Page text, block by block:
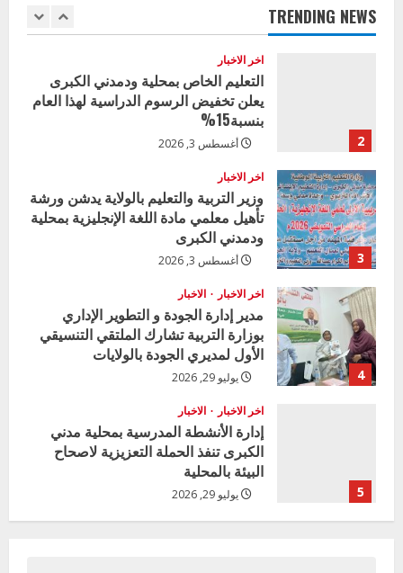
u
e
a
d
i
n
g
TRENDING NEWS
1
2
اخر الاخبار
التعليم الخاص بمحلية ودمدني الكبرى
يعلن تخفيض الرسوم الدراسية لهذا العام
بنسبة15%
أغسطس 3, 2026
3
اخر الاخبار
وزير التربية والتعليم بالولاية يدشن ورشة
تأهيل معلمي مادة اللغة الإنجليزية بمحلية
ودمدني الكبرى
أغسطس 3, 2026
4
اخر الاخبار الاخبار
مدير إدارة الجودة و التطوير الإداري
بوزارة التربية تشارك الملتقي التنسيقي
الأول لمديري الجودة بالولايات
يوليو 29, 2026
5
اخر الاخبار الاخبار
إدارة الأنشطة المدرسية بمحلية مدني
الكبرى تنفذ الحملة التعزيزية لاصحاح
البيئة بالمحلية
يوليو 29, 2026